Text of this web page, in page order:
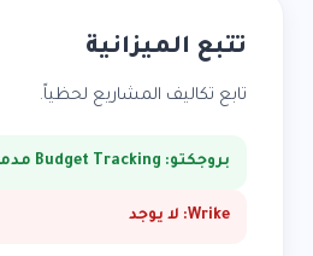
تتبع الميزانية
تابع تكاليف المشاريع لحظياً.
بروجكتو: Budget Tracking مدمج
Wrike: لا يوجد